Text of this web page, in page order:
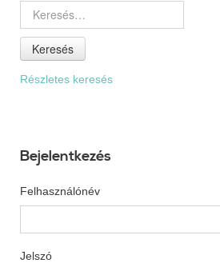
Keresés
Részletes keresés
Bejelentkezés
Felhasználónév
Jelszó